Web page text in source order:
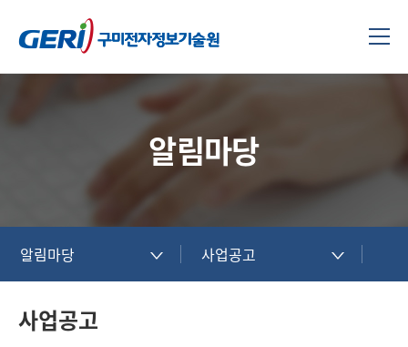
알림마당
알림마당 사업공고
사업공고